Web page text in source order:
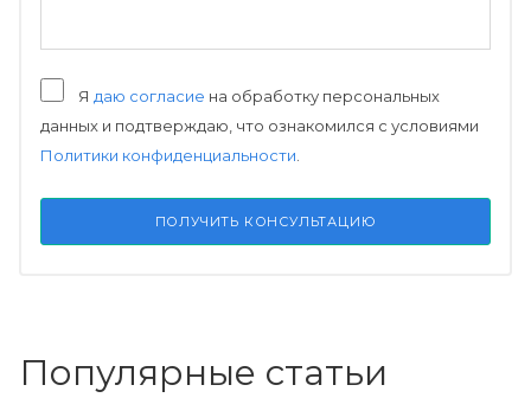
Я даю согласие на обработку персональных
данных и подтверждаю, что ознакомился с условиями
Политики конфиденциальности
ПОЛУЧИТЬ КОНСУЛЬТАЦИЮ
Популярные статьи